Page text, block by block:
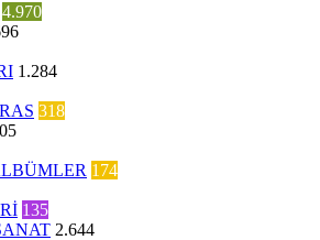
4.970
1.284
318
174
135
2.644